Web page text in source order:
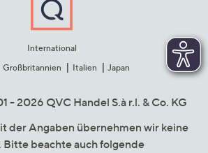
International
Großbritannien Italien Japan
- 2026 QVC Handel S.à r.l. & Co. KG
der Angaben übernehmen wir keine
Bitte beachte auch folgende